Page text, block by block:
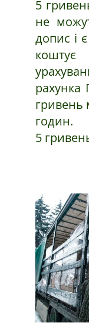
5
не
допис і
гривень
годин.
5